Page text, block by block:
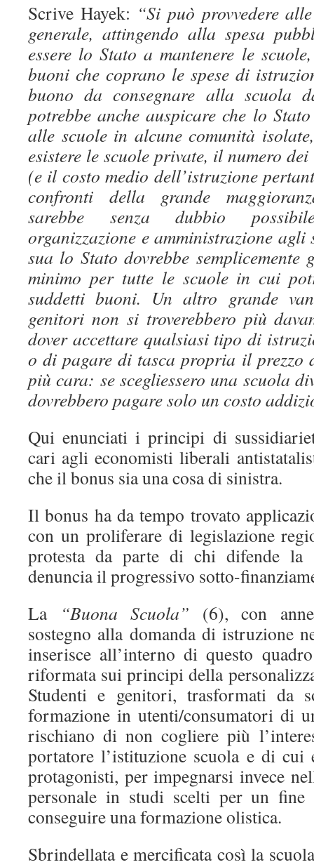
Scrive Hayek: “Si può provvedere
generale, attingendo alla spesa
essere lo Stato a mantenere le
buoni che coprano le spese di
buono da consegnare alla
potrebbe anche auspicare che lo
alle scuole in alcune comunità
esistere le scuole private, il numero
(e il costo medio dell’istruzione
confronti della grande
sarebbe senza dubbio
organizzazione e amministrazione
sua lo Stato dovrebbe semplicemente
minimo per tutte le scuole in cui
suddetti buoni. Un altro grande
genitori non si troverebbero più
dover accettare qualsiasi tipo di
o di pagare di tasca propria il prezzo
più cara: se scegliessero una scuola
dovrebbero pagare solo un costo
Qui enunciati i principi di
cari agli economisti liberali
che il bonus sia una cosa di sinistra.
Il bonus ha da tempo trovato
con un proliferare di legislazione
protesta da parte di chi difende la
denuncia il progressivo sotto-
La“Buona Scuola” (6), con
sostegno alla domanda di istruzione
inserisce all’interno di questo
riformata sui principi della
Studenti e genitori, trasformati da
formazione in utenti/consumatori di
rischiano di non cogliere più
portatore l’istituzione scuola e di cui
protagonisti, per impegnarsi invece
personale in studi scelti per un
conseguire una formazione olistica.
Sbrindellata e mercificata così la